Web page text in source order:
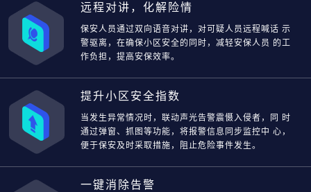
远程对讲，化解险情
保安人员通过双向语音对讲，对可疑人员远程喊话 示
警驱离，在确保小区安全的同时，减轻安保人员 的工
作负担，提高安保效率。
提升小区安全指数
当发生异常情况时，联动声光告警震慑入侵者，同 时
通过弹窗、抓图等功能，将报警信息同步监控中 心，
便于保安及时采取措施，阻止危险事件发生。
一键消除告警